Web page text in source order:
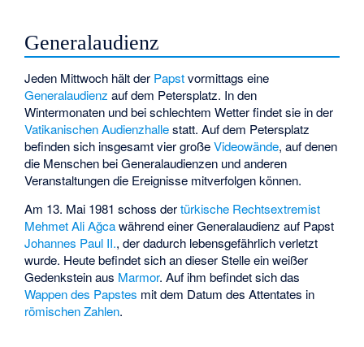
Generalaudienz
Jeden Mittwoch hält der Papstvormittags eine
Generalaudienz auf dem Petersplatz. In den
Wintermonaten und bei schlechtem Wetter findet sie in der
Vatikanischen Audienzhallestatt. Auf dem Petersplatz
befinden sich insgesamt vier großeVideowände, auf denen
die Menschen bei Generalaudienzen und anderen
Veranstaltungen die Ereignisse mitverfolgen können.
Am 13. Mai 1981 schoss dertürkische Rechtsextremist
Mehmet Ali Ağcawährend einer Generalaudienz auf Papst
Johannes Paul II., der dadurch lebensgefährlich verletzt
wurde. Heute befindet sich an dieser Stelle ein weißer
Gedenkstein aus Marmor. Auf ihm befindet sich das
Wappen des Papstes mit dem Datum des Attentates in
römischen Zahlen.